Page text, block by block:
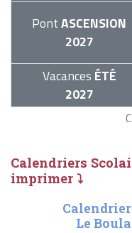
PontASCENSION
2027
Vacances ÉTÉ
2027
Calendriers
imprimer ⤵
Le